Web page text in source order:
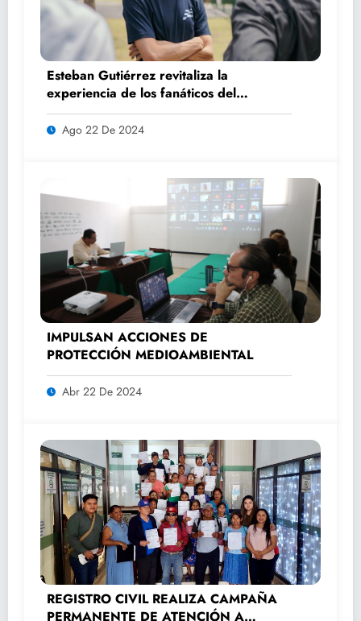
Esteban Gutiérrez revitaliza la
experiencia de los fanáticos del
automovilismo con DRIVER 1
Ago 22 De 2024
IMPULSAN ACCIONES DE
PROTECCIÓN MEDIOAMBIENTAL
Abr 22 De 2024
REGISTRO CIVIL REALIZA CAMPAÑA
PERMANENTE DE ATENCIÓN A